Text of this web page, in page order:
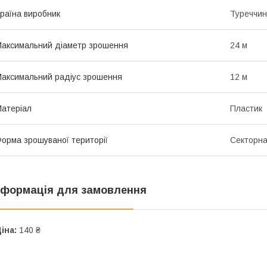
виробник
діаметр зрошення 24 м
радіус зрошення 12 м
Пластик
зрошуваної території Секторна
для замовлення
140 ₴